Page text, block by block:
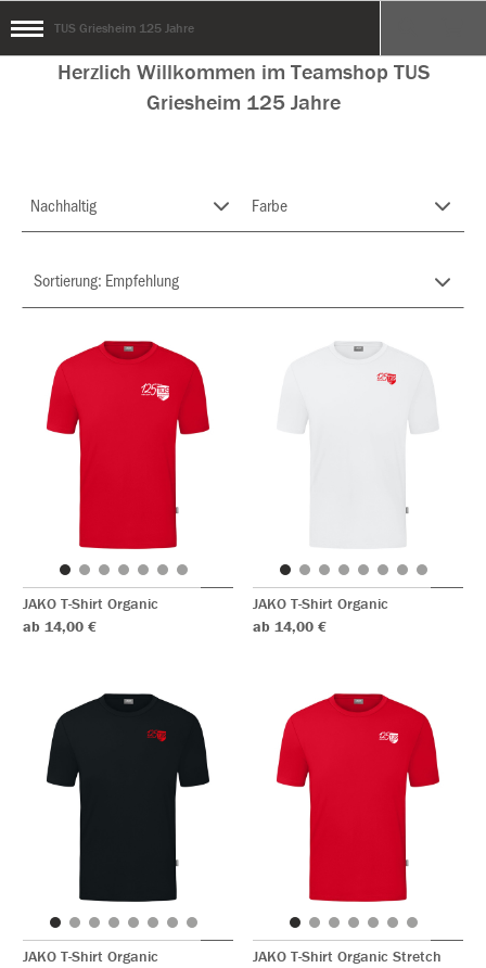
TUS Griesheim 125 Jahre
Herzlich Willkommen im Teamshop TUS
Griesheim 125 Jahre
Nachhaltig Farbe
JAKO T-Shirt Organic
ab 14,00 €
JAKO T-Shirt Organic
ab 14,00 €
JAKO T-Shirt Organic
JAKO T-Shirt Organic Stretch